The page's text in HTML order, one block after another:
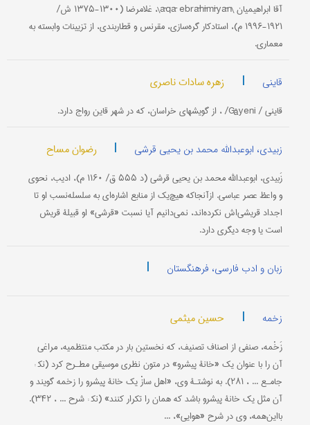
آقا ابراهیمیان \āqā ebrāhīmīyān\، غلامرضا (۱۳۰۰-۱۳۷۵ ش/
۱۹۲۱-۱۹۹۶ م)، استادکار گره‌سازی، مقرنس و قطاربندی، از تزیینات وابسته به
معماری.
قاینی | زهره سادات ناصری
قاینی / Gâyeni/ ، از گویشهای خراسان، که در شهر قاین رواج دارد.
زبیدی، ابوعبدالله محمد بن یحیی قرشی | رضوان مساح
زَبیدی، ابوعبدالله محمد بن یحیى قرشی (د ۵۵۵ ق/ ۱۱۶۰ م)، ادیب، نحوی
و واعظ عصر عباسی. ازآنجاکه هیچ‌یک از منابع اشاره‌ای به سلسله‌نسب او تا
اجداد قریشی‌اش نکرده‌اند، نمی‌دانیم آیا نسبت «قرشی» او قبیلۀ قریش
است یا وجه دیگری دارد.
زبان و ادب فارسی، فرهنگستان |
زخمه | حسین میثمی
زَخْمه، صنفی از اصناف تصنیف، که نخستین ‌بار در مکتب منتظمیه، مراغی
آن را با عنوان یک «خانۀ پیشرو» در متون نظری موسیقی مطـرح کرد (نک‍ :
جامـع ... ، ۲۸۱). به نوشتـۀ وی، «اهل سازْ یک خانۀ پیشرو را زخمه گویند و
آن مثل یک خانۀ پیشرو باشد که همان را تکرار کنند» (نک‍ : شرح ... ، ۳۴۲).
با‌این‌همه، وی در شرح «هوایی»، ...